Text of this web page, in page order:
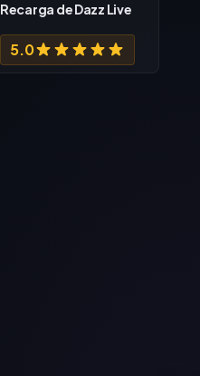
Recarga de Dazz Live
5.0